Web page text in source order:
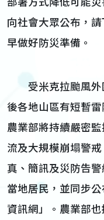
部署方式降低可能
向社會大眾公布，
早做好防災準備。
受米克拉颱風外
後各地山區有短暫
農業部將持續嚴密
流及大規模崩塌警
真、簡訊及災防告
當地居民，並同步
資訊網」。農業部